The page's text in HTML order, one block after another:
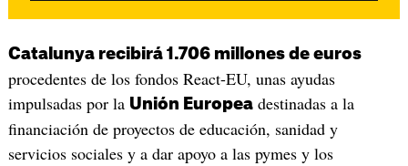
Catalunya recibirá 1.706 millones de euros
procedentes de los fondos React-EU, unas ayudas
impulsadas por la Unión Europeadestinadas a la
financiación de proyectos de educación, sanidad y
servicios sociales y a dar apoyo a las pymes y los